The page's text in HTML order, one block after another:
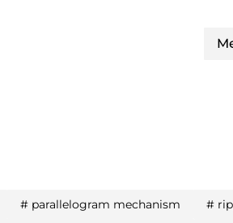
# parallelogram mechanism #